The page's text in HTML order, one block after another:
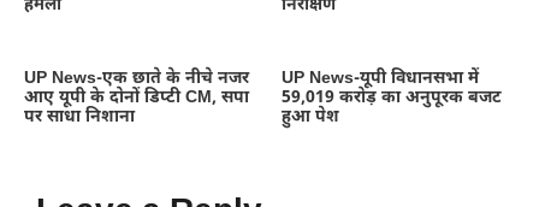
हमला
निरीक्षण
UP News-एक छाते के नीचे नजर
आए यूपी के दोनों डिप्टी CM, सपा
पर साधा निशाना
UP News-यूपी विधानसभा में
59,019 करोड़ का अनुपूरक बजट
हुआ पेश